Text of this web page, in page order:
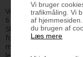
Vi bruger
trafikmåling. Vi
af
du brugen af
Læs mere
Vi tilstræber en
6 hverdage. Højglans
Skabselementerne kan
forskel på
med at bygge køkkenet